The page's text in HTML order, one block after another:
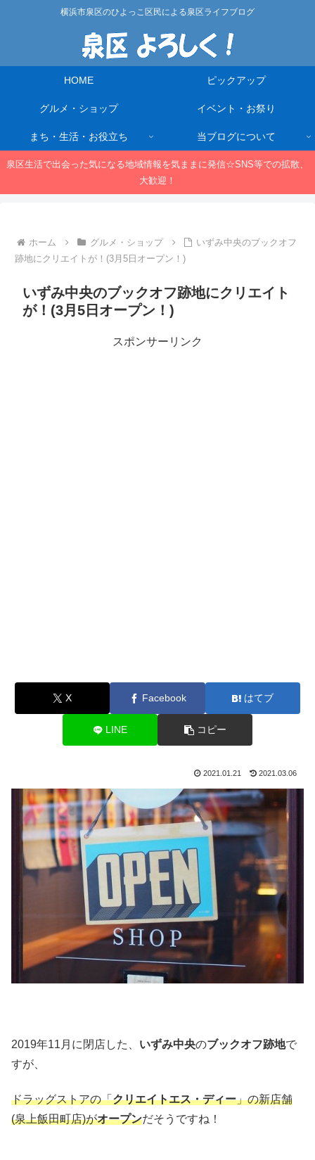
横浜市泉区のひよっこ区民による泉区ライフブログ
HOME ピックアップ
グルメ・ショップ イベント・お祭り
まち・生活・お役立ち 当ブログについて
泉区生活で出会った気になる地域情報を気ままに発信☆SNS等での拡散、
大歓迎！
ホーム グルメ・ショップ
いずみ中央のブックオフ
跡地にクリエイトが！(3月5日オープン！)
いずみ中央のブックオフ跡地にクリエイト
が！(3月5日オープン！)
スポンサーリンク
X Facebook はてブ
LINE コピー
2021.01.21 2021.03.06
2019年11月に閉店した、 いずみ中央のブックオフ跡地で
すが、
ドラッグストアの「クリエイトエス・ディー」の新店舗
(泉上飯田町店)がオープンだそうですね！